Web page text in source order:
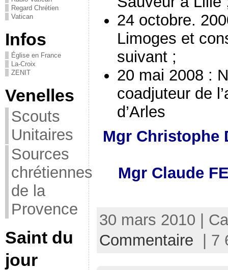
Regard Chrétien
Vatican
Infos
Église en France
La-Croix
ZENIT
Venelles
Scouts
Unitaires
Sources
chrétiennes
de la
Provence
Saint du
jour
24 octobre.
Limoges et
suivant ;
20 mai 2008 :
coadjuteur de
d’Arles
Mgr Christophe
Mgr Claude
30 mars 2010 |
Commentaire | 7